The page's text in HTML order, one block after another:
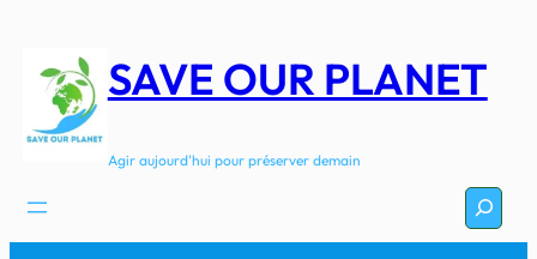
contenu
SAVE OUR PLANET
Agir aujourd'hui pour préserver demain